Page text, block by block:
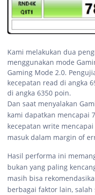
Kami melakukan dua
menggunakan mode
Gaming Mode 2.0.
kecepatan read di angka
di angka 6350 poin.
Dan saat menyalakan
kami dapatkan mencapai
kecepatan write
masuk dalam margin of
Hasil performa ini
bukan yang paling
masih bisa
berbagai faktor lain,